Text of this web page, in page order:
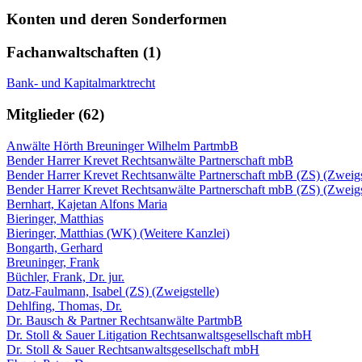
Konten und deren Sonderformen
Fachanwaltschaften (1)
Bank- und Kapitalmarktrecht
Mitglieder (62)
Anwälte Hörth Breuninger Wilhelm PartmbB
Bender Harrer Krevet Rechtsanwälte Partnerschaft mbB
Bender Harrer Krevet Rechtsanwälte Partnerschaft mbB (ZS)
Bender Harrer Krevet Rechtsanwälte Partnerschaft mbB (ZS)
Bernhart, Kajetan Alfons Maria
Bieringer, Matthias
Bieringer, Matthias (WK) (Weitere Kanzlei)
Bongarth, Gerhard
Breuninger, Frank
Büchler, Frank, Dr. jur.
Datz-Faulmann, Isabel (ZS) (Zweigstelle)
Dehlfing, Thomas, Dr.
Dr. Bausch & Partner Rechtsanwälte PartmbB
Dr. Stoll & Sauer Litigation Rechtsanwaltsgesellschaft mbH
Dr. Stoll & Sauer Rechtsanwaltsgesellschaft mbH